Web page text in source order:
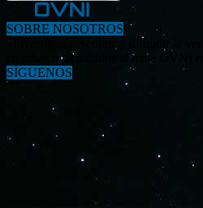
SOBRE NOSOTROS
«Investigar, descubrir y difundir la
enigmas relacionados al tema OVNI
SÍGUENOS